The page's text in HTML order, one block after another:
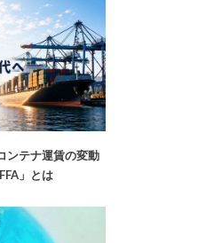
ンテナ運賃の変動
」とは